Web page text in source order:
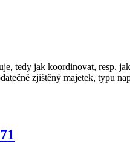
tedy jak koordinovat, resp.
zjištěný majetek, typu